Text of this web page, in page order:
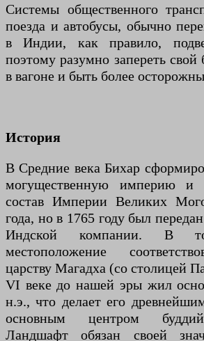
Системы общественного
поезда и автобусы, обычно
в Индии, как правило,
поэтому разумно запереть свой
в вагоне и быть более
История
В Средние века Бихар
могущественную империю
состав Империи Великих
года, но в 1765 году был
Индской компании. В
местоположение
царству Магадха (со столицей
VI веке до нашей эры жил
н.э., что делает его
основным центром
Ландшафт обязан своей